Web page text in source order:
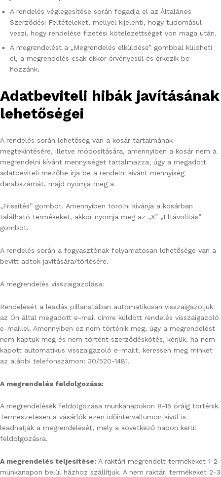
A rendelés véglegesítése során fogadja el az Általános
Szerződési Feltételeket, mellyel kijelenti, hogy tudomásul
veszi, hogy rendelése fizetési kötelezettséget von maga után.
A megrendelést a „Megrendelés elküldése” gombbal küldheti
el, a megrendelés csak ekkor érvényesül és érkezik be
hozzánk.
Adatbeviteli hibák javításának
lehetőségei
A rendelés során lehetőség van a kosár tartalmának
megtekintésére, illetve módosítására, amennyiben a kosár nem a
megrendelni kívánt mennyiséget tartalmazza, úgy a megadott
adatbeviteli mezőbe írja be a rendelni kívánt mennyiség
darabszámát, majd nyomja meg a
„Frissítés” gombot. Amennyiben törölni kívánja a kosárban
található termékeket, akkor nyomja meg az „X” „Eltávolítás”
gombot.
A rendelés során a fogyasztónak folyamatosan lehetősége van a
bevitt adtok javítására/törlésére.
A megrendelés visszaigazolása:
Rendelését a leadás pillanatában automatikusan visszaigazoljuk
az Ön által megadott e-mail címre küldött rendelés visszaigazoló
e-maillel. Amennyiben ez nem történik meg, úgy a megrendelést
nem kaptuk meg és nem történt szerződéskötés, kérjük, ha nem
kapott automatikus visszaigazoló e-mailt, keressen meg minket
az alábbi telefonszámon: 30/520-1481.
A megrendelés feldolgozása:
A megrendelések feldolgozása munkanapokon 8-15 óráig történik.
Természetesen a vásárlók ezen időintervallumon kívül is
leadhatják a megrendelését, mely a következő napon kerül
feldolgozásra.
A megrendelés teljesítése: A raktári megrendelt termékeket 1-2
munkanapon belül házhoz szállítjuk. A nem raktári termékeket 2-3